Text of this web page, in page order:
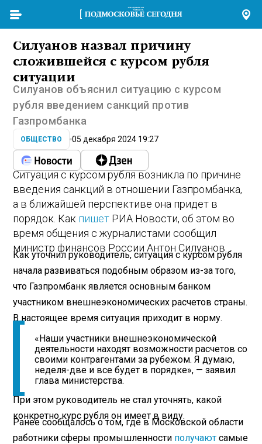
Силуанов назвал причину
сложившейся с курсом рубля
ситуации
Силуанов объяснил ситуацию с курсом
рубля введением санкций против
Газпромбанка
ОБЩЕСТВО 05 декабря 2024 19:27
Ситуация с курсом рубля возникла по причине
введения санкций в отношении Газпромбанка,
а в ближайшей перспективе она придет в
порядок. Как пишет РИА Новости, об этом во
время общения с журналистами сообщил
министр финансов России Антон Силуанов.
Как уточнил руководитель, ситуация с курсом рубля
начала развиваться подобным образом из-за того,
что Газпромбанк является основным банком
участником внешнеэкономических расчетов страны.
В настоящее время ситуация приходит в норму.
«Наши участники внешнеэкономической
деятельности находят возможности расчетов со
своими контрагентами за рубежом. Я думаю,
неделя-две и все будет в порядке», — заявил
глава министерства.
При этом руководитель не стал уточнять, какой
конкретно курс рубля он имеет в виду.
Ранее сообщалось о том, где в Московской области
работники сферы промышленности получают самые